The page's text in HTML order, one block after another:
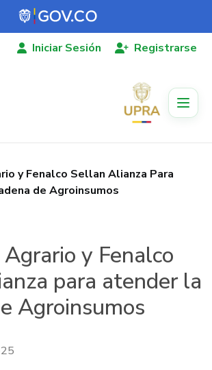
principal
Iniciar Sesión Registrarse
y Fenalco Sellan Alianza Para
de Agroinsumos
y Fenalco
para atender la
Agroinsumos